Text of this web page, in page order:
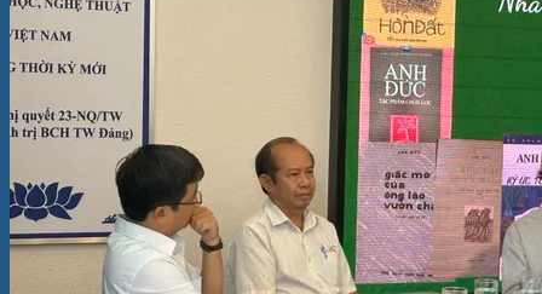
Nhà văn Anh Đức không chỉ có Hòn Đất – Hoàng Nhân